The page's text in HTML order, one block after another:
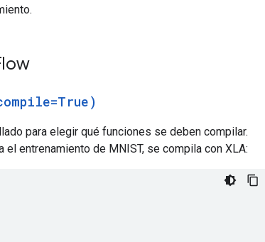
para elegir qué funciones se deben compilar.
entrenamiento de MNIST, se compila con XLA: